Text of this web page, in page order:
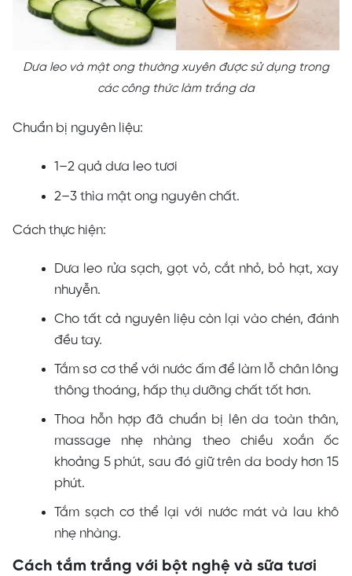
Dưa leo và mật ong thường xuyên được sử dụng trong
các công thức làm trắng da
Chuẩn bị nguyên liệu:
1–2 quả dưa leo tươi
2–3 thìa mật ong nguyên chất.
Cách thực hiện:
Dưa leo rửa sạch, gọt vỏ, cắt nhỏ, bỏ hạt, xay
nhuyễn.
Cho tất cả nguyên liệu còn lại vào chén, đánh
đều tay.
Tắm sơ cơ thể với nước ấm để làm lỗ chân lông
thông thoáng, hấp thụ dưỡng chất tốt hơn.
Thoa hỗn hợp đã chuẩn bị lên da toàn thân,
massage nhẹ nhàng theo chiều xoắn ốc
khoảng 5 phút, sau đó giữ trên da body hơn 15
phút.
Tắm sạch cơ thể lại với nước mát và lau khô
nhẹ nhàng.
Cách tắm trắng với bột nghệ và sữa tươi